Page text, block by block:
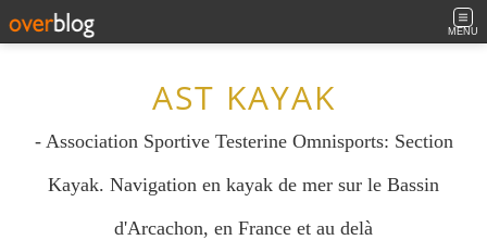
MENU
AST KAYAK
- Association Sportive Testerine Omnisports: Section
Kayak. Navigation en kayak de mer sur le Bassin
d'Arcachon, en France et au delà